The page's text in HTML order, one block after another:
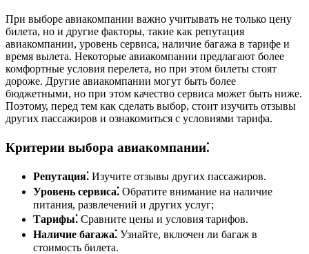
При выборе авиакомпании важно учитывать не только цену
билета, но и другие факторы, такие как репутация
авиакомпании, уровень сервиса, наличие багажа в тарифе и
время вылета. Некоторые авиакомпании предлагают более
комфортные условия перелета, но при этом билеты стоят
дороже. Другие авиакомпании могут быть более
бюджетными, но при этом качество сервиса может быть ниже.
Поэтому, перед тем как сделать выбор, стоит изучить отзывы
других пассажиров и ознакомиться с условиями тарифа.
Критерии выбора авиакомпании⁚
Репутация⁚ Изучите отзывы других пассажиров.
Уровень сервиса⁚ Обратите внимание на наличие
питания, развлечений и других услуг;
Тарифы⁚ Сравните цены и условия тарифов.
Наличие багажа⁚ Узнайте, включен ли багаж в
стоимость билета.